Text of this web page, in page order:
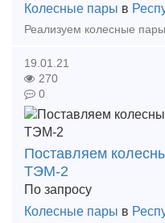
Колесные пары в
19.01.21
270
0
Поставляем
ТЭМ-2
По запросу
Колесные пары в